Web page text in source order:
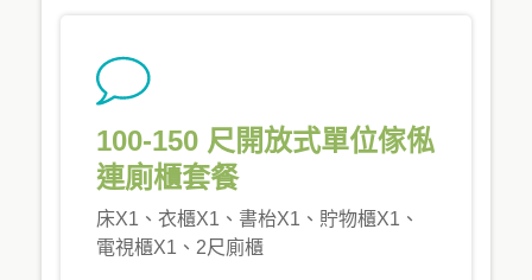
100-150 尺開放式單位傢俬
連廁櫃套餐
床X1、衣櫃X1、書枱X1、貯物櫃X1、
電視櫃X1、2尺廁櫃